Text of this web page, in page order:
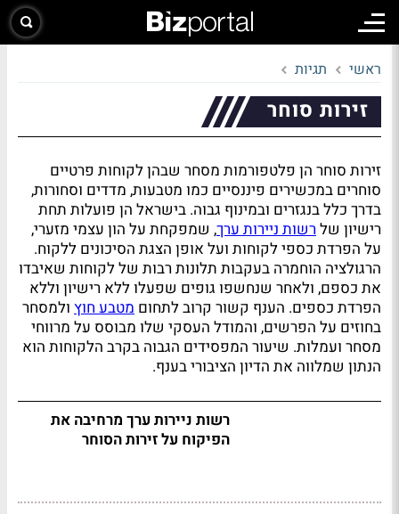
ראשי תגיות
זירות סוחר
זירות סוחר הן פלטפורמות מסחר שבהן לקוחות פרטיים
סוחרים במכשירים פיננסיים כמו מטבעות, מדדים וסחורות,
בדרך כלל בנגזרים ובמינוף גבוה. בישראל הן פועלות תחת
רישיון שלרשות ניירות ערך, שמפקחת על הון עצמי מזערי,
על הפרדת כספי לקוחות ועל אופן הצגת הסיכונים ללקוח.
הרגולציה הוחמרה בעקבות תלונות רבות של לקוחות שאיבדו
את כספם, ולאחר שנחשפו גופים שפעלו ללא רישיון וללא
הפרדת כספים. הענף קשור קרוב לתחום מטבע חוץ ולמסחר
בחוזים על הפרשים, והמודל העסקי שלו מבוסס על מרווחי
מסחר ועמלות. שיעור המפסידים הגבוה בקרב הלקוחות הוא
הנתון שמלווה את הדיון הציבורי בענף.
רשות ניירות ערך מרחיבה את
הפיקוח על זירות הסוחר